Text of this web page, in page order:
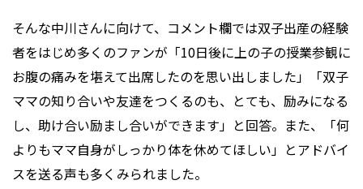
そんな中川さんに向けて、コメント欄では双子出産の経験
者をはじめ多くのファンが「10日後に上の子の授業参観に
お腹の痛みを堪えて出席したのを思い出しました」「双子
ママの知り合いや友達をつくるのも、とても、励みになる
し、助け合い励まし合いができます」と回答。また、「何
よりもママ自身がしっかり体を休めてほしい」とアドバイ
スを送る声も多くみられました。